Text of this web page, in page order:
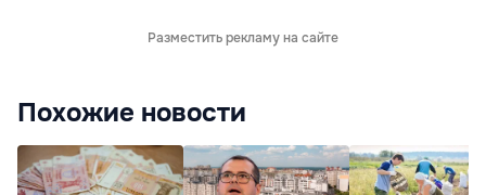
Разместить рекламу на сайте
Похожие новости